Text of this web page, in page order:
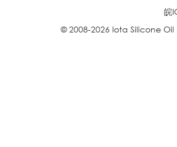
皖
© 2008-2026 Iota Silicone